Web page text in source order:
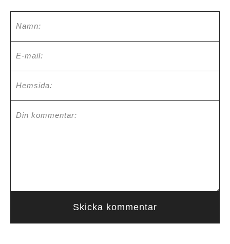
Namn:
E-mail:
Hemsida:
Din kommentar: